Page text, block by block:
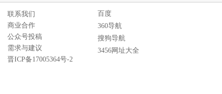
联系我们
商业合作
公众号投稿
需求与建议
晋ICP备17005364号-2
百度
360导航
搜狗导航
3456网址大全